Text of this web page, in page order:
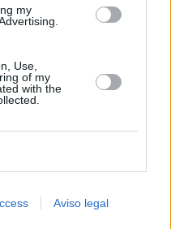
my
Use,
of my
with the
Aviso legal